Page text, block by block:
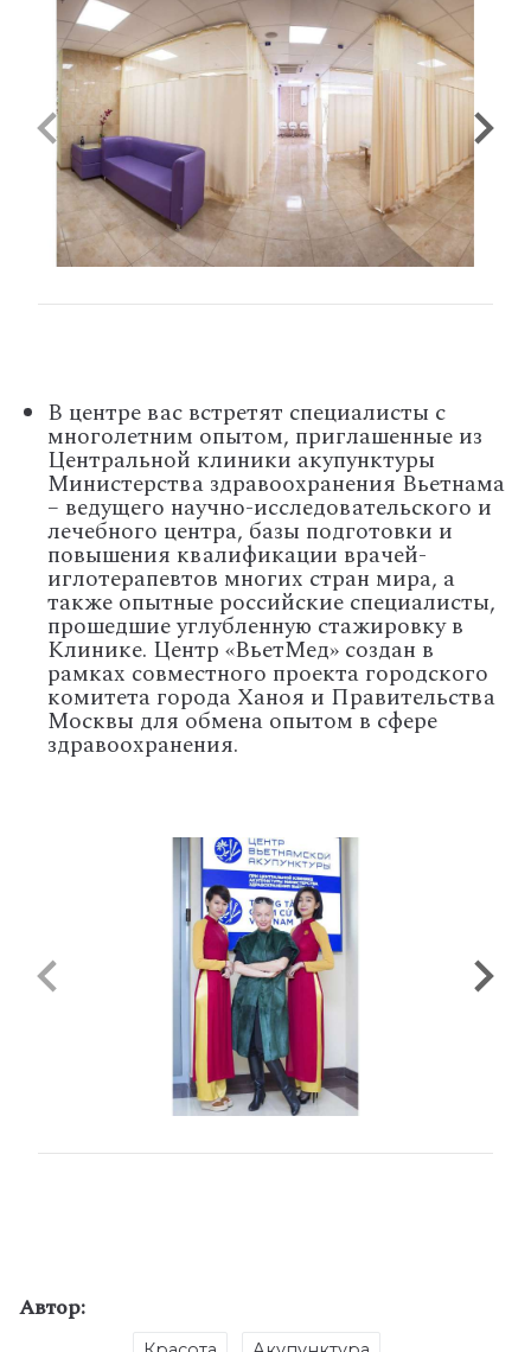
В центре вас встретят специалисты с
многолетним опытом, приглашенные из
Центральной клиники акупунктуры
Министерства здравоохранения Вьетнама
– ведущего научно-исследовательского и
лечебного центра, базы подготовки и
повышения квалификации врачей-
иглотерапевтов многих стран мира, а
также опытные российские специалисты,
прошедшие углубленную стажировку в
Клинике. Центр «ВьетМед» создан в
рамках совместного проекта городского
комитета города Ханоя и Правительства
Москвы для обмена опытом в сфере
здравоохранения.
Автор: